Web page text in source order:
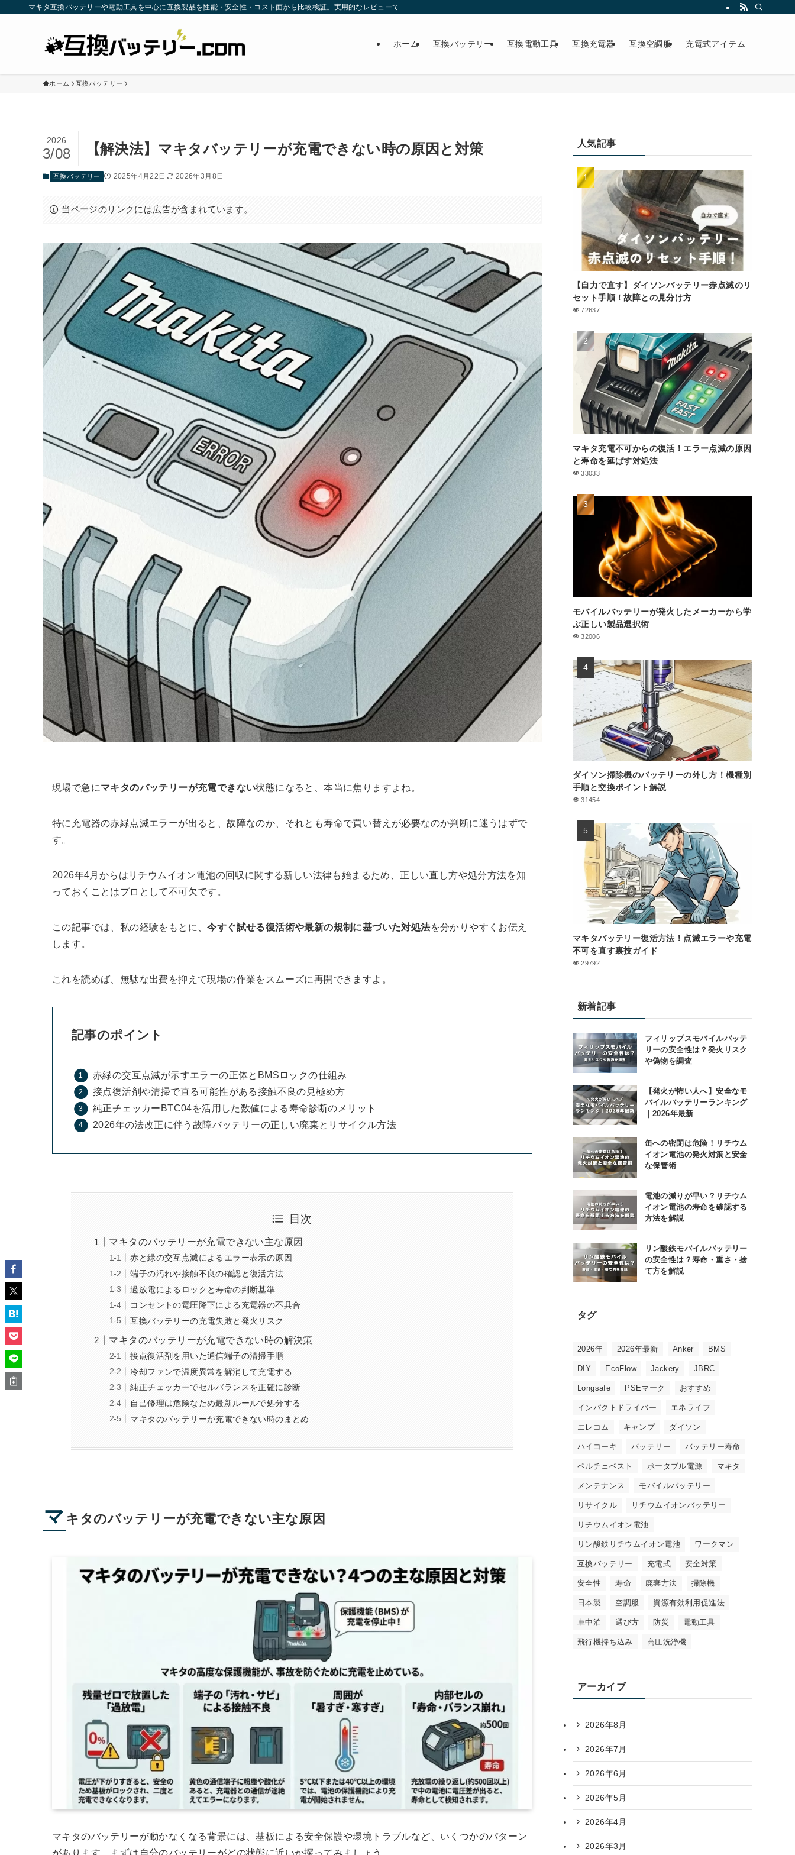
マキタ互換バッテリーや電動工具を中心に互換製品を性能・安全性・コスト面から比較検証。実用的なレビューで最適な製品選びをサポート。
ホーム 互換バッテリー 互換電動工具 互換充電器 互換空調服 充電式アイテム
ホーム 互換バッテリー
【解決法】マキタバッテリーが充電できない時の原因と対策
2026
3/08
互換バッテリー 2025年4月22日 2026年3月8日
当ページのリンクには広告が含まれています。
現場で急にマキタのバッテリーが充電できない状態になると、本当に焦りますよね。
特に充電器の赤緑点滅エラーが出ると、故障なのか、それとも寿命で買い替えが必要なのか判断に迷うはずで
す。
2026年4月からはリチウムイオン電池の回収に関する新しい法律も始まるため、正しい直し方や処分方法を知
っておくことはプロとして不可欠です。
この記事では、私の経験をもとに、今すぐ試せる復活術や最新の規制に基づいた対処法を分かりやすくお伝え
します。
これを読めば、無駄な出費を抑えて現場の作業をスムーズに再開できますよ。
記事のポイント
赤緑の交互点滅が示すエラーの正体とBMSロックの仕組み
接点復活剤や清掃で直る可能性がある接触不良の見極め方
純正チェッカーBTC04を活用した数値による寿命診断のメリット
2026年の法改正に伴う故障バッテリーの正しい廃棄とリサイクル方法
目次
マキタのバッテリーが充電できない主な原因
赤と緑の交互点滅によるエラー表示の原因
端子の汚れや接触不良の確認と復活方法
過放電によるロックと寿命の判断基準
コンセントの電圧降下による充電器の不具合
互換バッテリーの充電失敗と発火リスク
マキタのバッテリーが充電できない時の解決策
接点復活剤を用いた通信端子の清掃手順
冷却ファンで温度異常を解消して充電する
純正チェッカーでセルバランスを正確に診断
自己修理は危険なため最新ルールで処分する
マキタのバッテリーが充電できない時のまとめ
マ キタのバッテリーが充電できない主な原因
マキタのバッテリーが動かなくなる背景には、基板による安全保護や環境トラブルなど、いくつかのパターン
があります。まずは自分のバッテリーがどの状態に近いか探ってみましょう。
人気記事
【自力で直す】ダイソンバッテリー赤点滅のリ
セット手順！故障との見分け方
72637
マキタ充電不可からの復活！エラー点滅の原因
と寿命を延ばす対処法
33033
モバイルバッテリーが発火したメーカーから学
ぶ正しい製品選択術
32006
ダイソン掃除機のバッテリーの外し方！機種別
手順と交換ポイント解説
31454
マキタバッテリー復活方法！点滅エラーや充電
不可を直す裏技ガイド
29792
新着記事
フィリップスモバイルバッテ
リーの安全性は？発火リスク
や偽物を調査
【発火が怖い人へ】安全なモ
バイルバッテリーランキング
｜2026年最新
缶への密閉は危険！リチウム
イオン電池の発火対策と安全
な保管術
電池の減りが早い？リチウム
イオン電池の寿命を確認する
方法を解説
リン酸鉄モバイルバッテリー
の安全性は？寿命・重さ・捨
て方を解説
タグ
2026年 2026年最新 Anker BMS
DIY EcoFlow Jackery JBRC
Longsafe PSEマーク おすすめ
インパクトドライバー エネライフ
エレコム キャンプ ダイソン
ハイコーキ バッテリー バッテリー寿命
ペルチェベスト ポータブル電源 マキタ
メンテナンス モバイルバッテリー
リサイクル リチウムイオンバッテリー
リチウムイオン電池
リン酸鉄リチウムイオン電池 ワークマン
互換バッテリー 充電式 安全対策
安全性 寿命 廃棄方法 掃除機
日本製 空調服 資源有効利用促進法
車中泊 選び方 防災 電動工具
飛行機持ち込み 高圧洗浄機
アーカイブ
2026年8月
2026年7月
2026年6月
2026年5月
2026年4月
2026年3月